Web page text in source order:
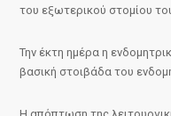
του εξωτερικού στομίου
Την έκτη ημέρα η
βασική στοιβάδα του
Η απόπτωση της